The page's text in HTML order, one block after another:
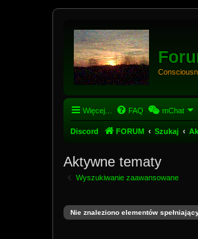
Więcej… FAQ mChat
Discord FORUM Szukaj
Aktywne tematy
Wyszukiwanie zaawansowane
Nie znaleziono elementów